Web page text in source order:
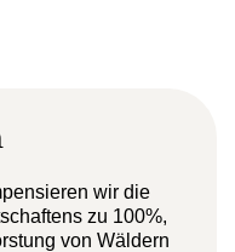
wir die
zu 100%,
von Wäldern